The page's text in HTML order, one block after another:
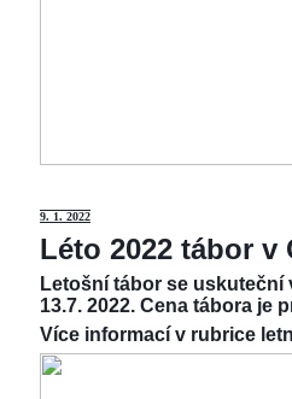
9. 1. 2022
Léto 2022 tábor v
Letošní tábor se uskuteční
13.7. 2022. Cena tábora je
Více informací v rubrice